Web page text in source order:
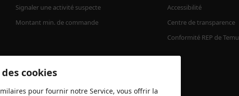
Signaler une activité suspecte
Montant min. de commande
Accessibilité
Centre de transparence
Conformité REP de Temu
cookies
pour fournir notre Service, vous offrir la